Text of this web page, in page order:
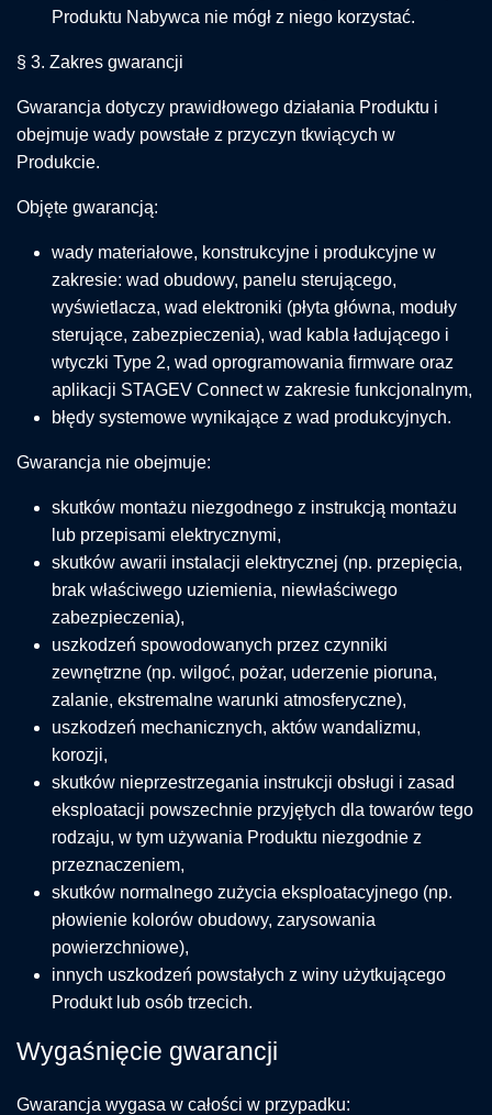
Produktu Nabywca nie mógł z niego korzystać.
§ 3. Zakres gwarancji
Gwarancja dotyczy prawidłowego działania Produktu i
obejmuje wady powstałe z przyczyn tkwiących w
Produkcie.
Objęte gwarancją:
wady materiałowe, konstrukcyjne i produkcyjne w
zakresie: wad obudowy, panelu sterującego,
wyświetlacza, wad elektroniki (płyta główna, moduły
sterujące, zabezpieczenia), wad kabla ładującego i
wtyczki Type 2, wad oprogramowania firmware oraz
aplikacji STAGEV Connect w zakresie funkcjonalnym,
błędy systemowe wynikające z wad produkcyjnych.
Gwarancja nie obejmuje:
skutków montażu niezgodnego z instrukcją montażu
lub przepisami elektrycznymi,
skutków awarii instalacji elektrycznej (np. przepięcia,
brak właściwego uziemienia, niewłaściwego
zabezpieczenia),
uszkodzeń spowodowanych przez czynniki
zewnętrzne (np. wilgoć, pożar, uderzenie pioruna,
zalanie, ekstremalne warunki atmosferyczne),
uszkodzeń mechanicznych, aktów wandalizmu,
korozji,
skutków nieprzestrzegania instrukcji obsługi i zasad
eksploatacji powszechnie przyjętych dla towarów tego
rodzaju, w tym używania Produktu niezgodnie z
przeznaczeniem,
skutków normalnego zużycia eksploatacyjnego (np.
płowienie kolorów obudowy, zarysowania
powierzchniowe),
innych uszkodzeń powstałych z winy użytkującego
Produkt lub osób trzecich.
Wygaśnięcie gwarancji
Gwarancja wygasa w całości w przypadku: